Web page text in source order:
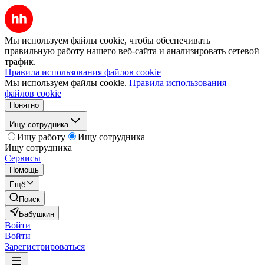
Мы используем файлы cookie, чтобы обеспечивать
правильную работу нашего веб-сайта и анализировать сетевой
трафик.
Правила использования файлов cookie
Мы используем файлы cookie. Правила использования
файлов cookie
Понятно
Ищу сотрудника
Ищу работу
Ищу сотрудника
Ищу сотрудника
Сервисы
Помощь
Ещё
Поиск
Бабушкин
Войти
Войти
Зарегистрироваться